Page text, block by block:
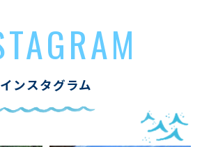
インスタグラム